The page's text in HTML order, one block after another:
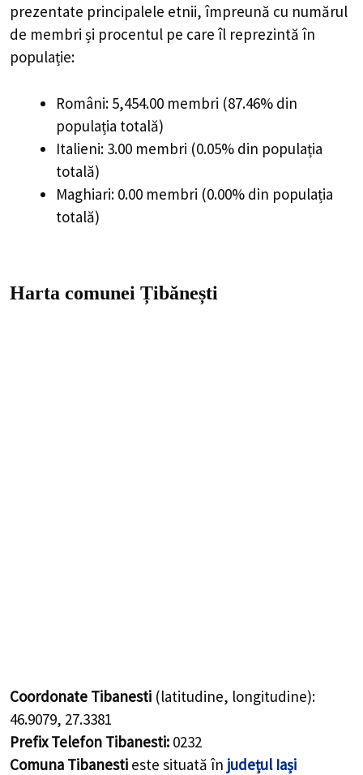
prezentate principalele etnii, împreună cu numărul
de membri și procentul pe care îl reprezintă în
populație:
Români: 5,454.00 membri (87.46% din
populația totală)
Italieni: 3.00 membri (0.05% din populația
totală)
Maghiari: 0.00 membri (0.00% din populația
totală)
Harta comunei Țibănești
Coordonate Tibanesti (latitudine, longitudine):
46.9079, 27.3381
Prefix Telefon Tibanesti: 0232
Comuna Tibanesti este situată în județul Iași